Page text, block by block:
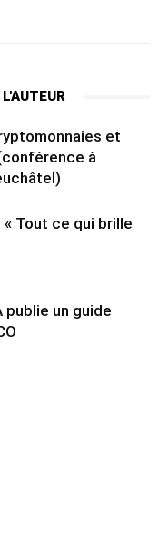
et
à
Tout ce qui brille
publie un guide